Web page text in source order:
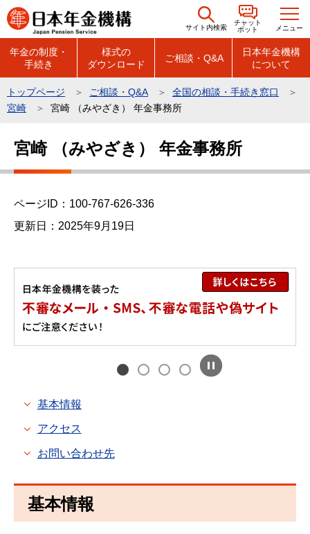
こ
の
の
す
サイト内検索
チャット
ボット
メニュー
年金の制度・
手続き
様式の
ダウンロード
ご相談・Q&A
日本年金機構
について
トップページ ご相談・Q&A
全国の相談・手続き窓口
宮崎
宮崎 （みやざき） 年金事務所
こ
宮崎 （みやざき） 年金事務所
ページID：100-767-626-336
更新日：2025年9月19日
基本情報
アクセス
お問い合わせ先
基本情報